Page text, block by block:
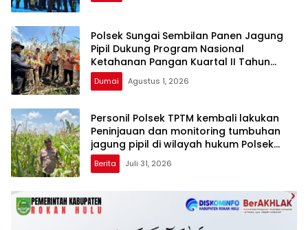
Polsek Sungai Sembilan Panen Jagung
Pipil Dukung Program Nasional
Ketahanan Pangan Kuartal II Tahun
2026
Dumai Agustus 1, 2026
Personil Polsek TPTM kembali lakukan
Peninjauan dan monitoring tumbuhan
jagung pipil di wilayah hukum Polsek
TPTM
Berita Juli 31, 2026